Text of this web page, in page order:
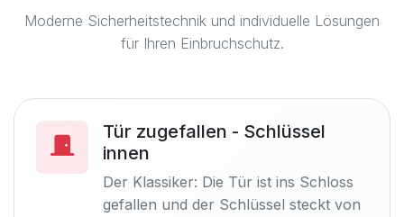
Moderne Sicherheitstechnik und individuelle Lösungen
für Ihren Einbruchschutz.
Tür zugefallen - Schlüssel
innen
Der Klassiker: Die Tür ist ins Schloss
gefallen und der Schlüssel steckt von